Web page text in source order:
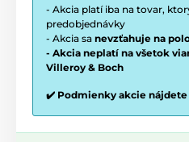
- Akcia platí iba na tovar,
predobjednávky
- Akcia sa nevzťahuje na
- Akcia neplatí na všetok
Villeroy & Boch
✔️ Podmienky akcie nájdete